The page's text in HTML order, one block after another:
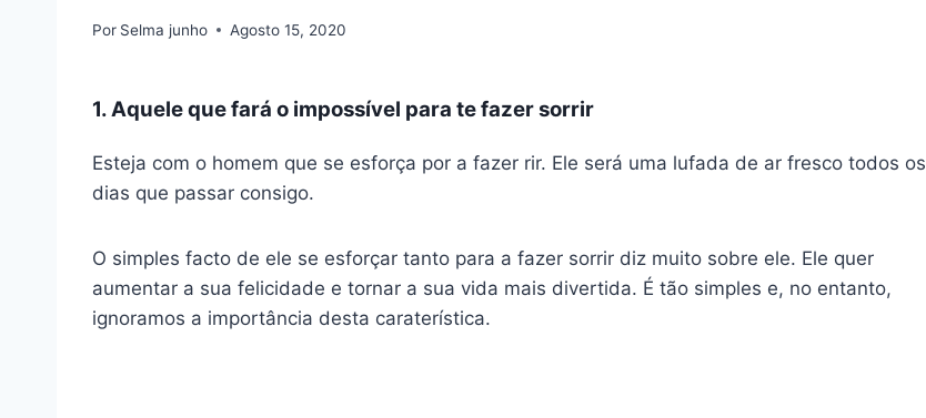
Por Selma junho Agosto 15, 2020
1. Aquele que fará o impossível para te fazer sorrir
Esteja com o homem que se esforça por a fazer rir. Ele será uma lufada de ar fresco todos os
dias que passar consigo.
O simples facto de ele se esforçar tanto para a fazer sorrir diz muito sobre ele. Ele quer
aumentar a sua felicidade e tornar a sua vida mais divertida. É tão simples e, no entanto,
ignoramos a importância desta caraterística.